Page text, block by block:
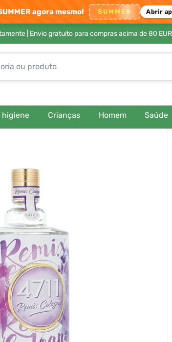
agora mesmo! SUMMER Abrir
| Envio gratuito para compras acima de 80 EUR
higiene Crianças Homem Saúde